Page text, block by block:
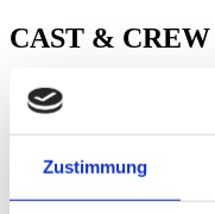
Zustimmung
CAST & CREW
Crew
José Luis López-Linares
Regie, Drehbuch & Kamera
Pablo B. Guzman
Schnitt